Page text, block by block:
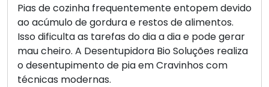
Pias de cozinha frequentemente entopem devido
ao acúmulo de gordura e restos de alimentos.
Isso dificulta as tarefas do dia a dia e pode gerar
mau cheiro. A Desentupidora Bio Soluções realiza
o desentupimento de pia em Cravinhos com
técnicas modernas.